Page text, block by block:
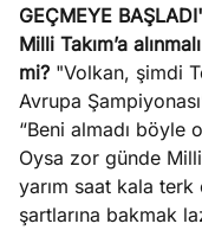
GEÇMEYE
Milli Takım’a
mi? "Volkan, şimdi
Avrupa
“Beni almadı böyle
Oysa zor günde
yarım saat kala
şartlarına bakmak